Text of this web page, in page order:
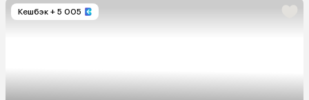
Кешбэк + 5 005